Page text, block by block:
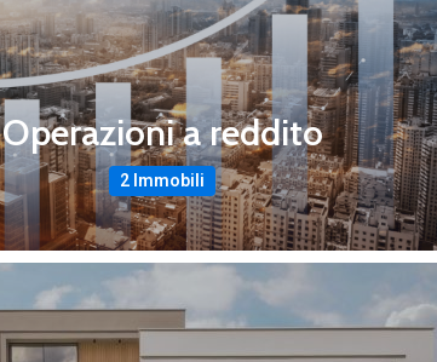
Operazioni a reddito
2 Immobili